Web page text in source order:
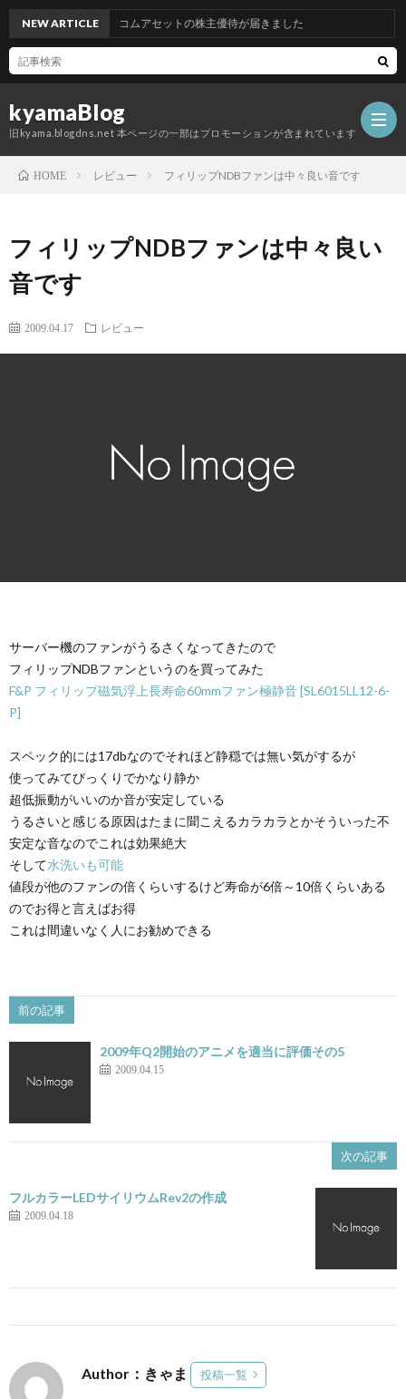
kyamaBlog
旧kyama.blogdns.net 本ページの一部はプロモーションが含まれています
NEW ARTICLEグッドコムアセットの株主優待が届きました
HOME レビュー フィリップNDBファンは中々良い音です
フィリップNDBファンは中々良い
音です
2009.04.17 レビュー
サーバー機のファンがうるさくなってきたので
フィリップNDBファンというのを買ってみた
F&P フィリップ磁気浮上長寿命60mmファン極静音 [SL6015LL12-6-
P]
スペック的には17dbなのでそれほど静穏では無い気がするが
使ってみてびっくりでかなり静か
超低振動がいいのか音が安定している
うるさいと感じる原因はたまに聞こえるカラカラとかそういった不
安定な音なのでこれは効果絶大
そして水洗いも可能
値段が他のファンの倍くらいするけど寿命が6倍～10倍くらいある
のでお得と言えばお得
これは間違いなく人にお勧めできる
前の記事
2009年Q2開始のアニメを適当に評価その5
2009.04.15
次の記事
フルカラーLEDサイリウムRev2の作成
2009.04.18
Author：きゃま 投稿一覧